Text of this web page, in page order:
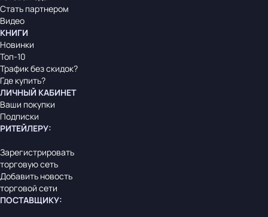
Стать партнером
Видео
КНИГИ
Новинки
Топ-10
Трафик без скидок?
Где купить?
ЛИЧНЫЙ КАБИНЕТ
Ваши покупки
Подписки
РИТЕЙЛЕРУ:
Зарегистрировать
торговую сеть
Добавить новость
торговой сети
ПОСТАВЩИКУ: